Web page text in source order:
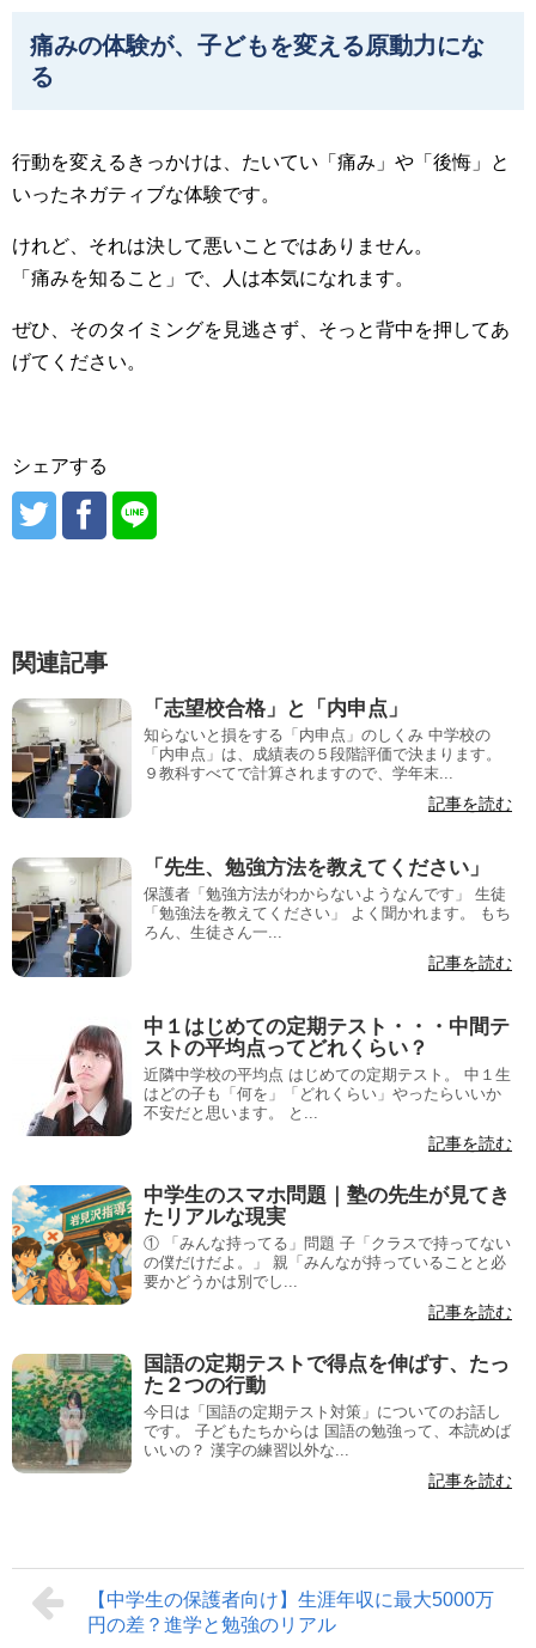
痛みの体験が、子どもを変える原動力にな
る
行動を変えるきっかけは、たいてい「痛み」や「後悔」と
いったネガティブな体験です。
けれど、それは決して悪いことではありません。
「痛みを知ること」で、人は本気になれます。
ぜひ、そのタイミングを見逃さず、そっと背中を押してあ
げてください。
シェアする
関連記事
「志望校合格」と「内申点」
知らないと損をする「内申点」のしくみ 中学校の
「内申点」は、成績表の５段階評価で決まります。
９教科すべてで計算されますので、学年末...
記事を読む
「先生、勉強方法を教えてください」
保護者「勉強方法がわからないようなんです」 生徒
「勉強法を教えてください」 よく聞かれます。 もち
ろん、生徒さん一...
記事を読む
中１はじめての定期テスト・・・中間テ
ストの平均点ってどれくらい？
近隣中学校の平均点 はじめての定期テスト。 中１生
はどの子も「何を」「どれくらい」やったらいいか
不安だと思います。 と...
記事を読む
中学生のスマホ問題｜塾の先生が見てき
たリアルな現実
① 「みんな持ってる」問題 子「クラスで持ってない
の僕だけだよ。」 親「みんなが持っていることと必
要かどうかは別でし...
記事を読む
国語の定期テストで得点を伸ばす、たっ
た２つの行動
今日は「国語の定期テスト対策」についてのお話し
です。 子どもたちからは 国語の勉強って、本読めば
いいの？ 漢字の練習以外な...
記事を読む
【中学生の保護者向け】生涯年収に最大5000万
円の差？進学と勉強のリアル